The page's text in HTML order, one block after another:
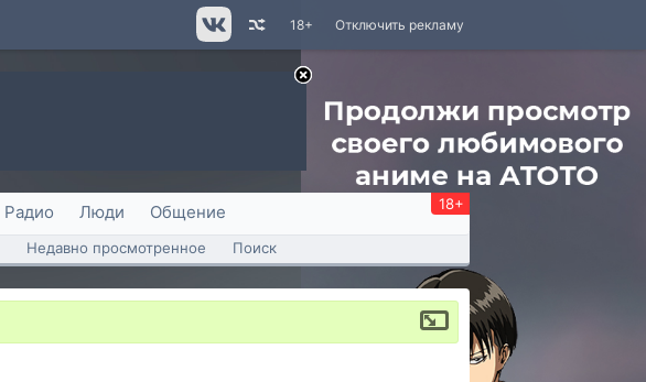
Отключить рекламу
18+
Радио Люди Общение 18+
Недавно просмотренное Поиск